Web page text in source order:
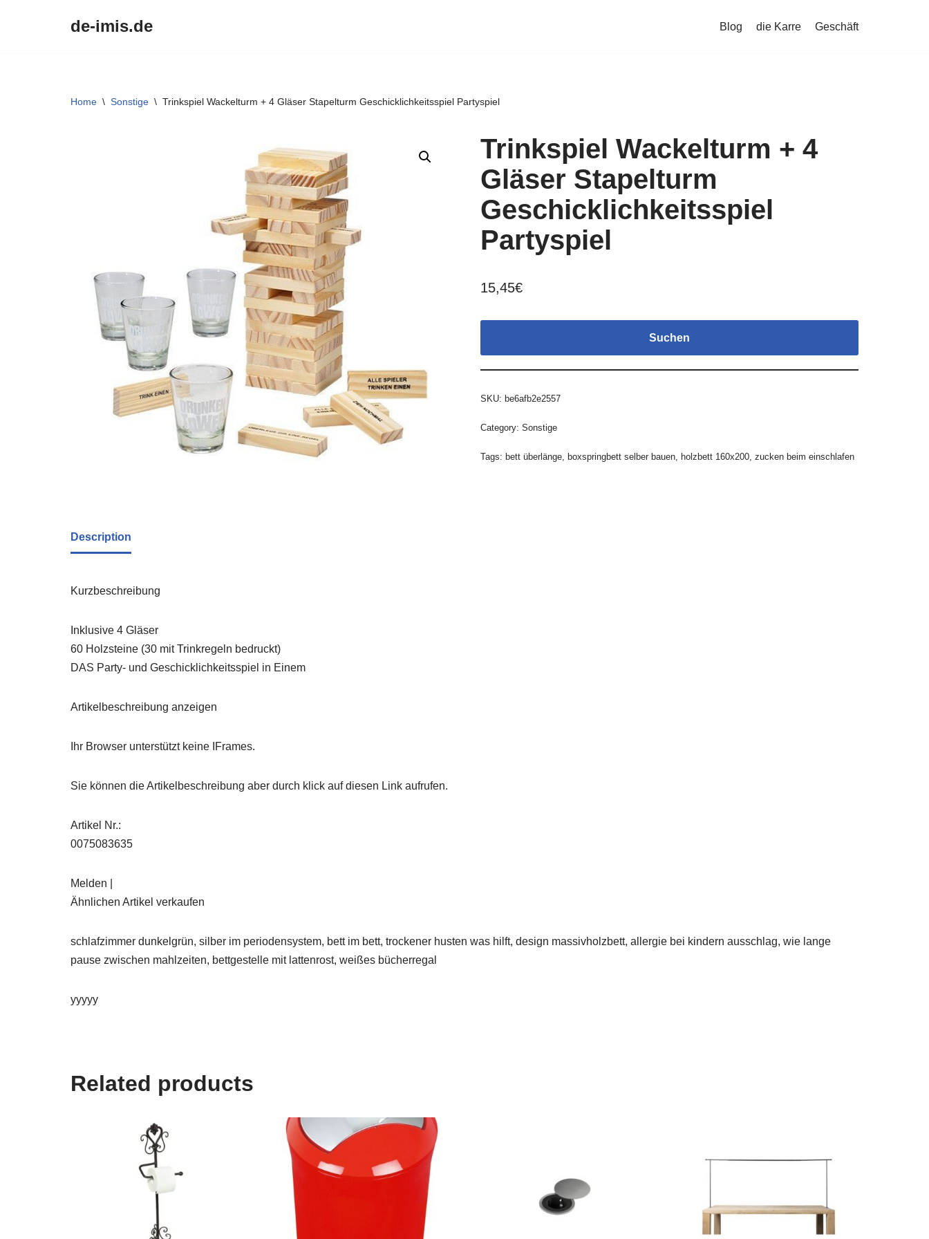
de-imis.de Blog die Karre Geschäft
Home \ Sonstige \ Trinkspiel Wackelturm + 4 Gläser Stapelturm Geschicklichkeitsspiel Partyspiel
Trinkspiel Wackelturm + 4
Gläser Stapelturm
Geschicklichkeitsspiel
Partyspiel
15,45€
Suchen
SKU: be6afb2e2557
Category: Sonstige
Tags: bett überlänge, boxspringbett selber bauen, holzbett 160x200, zucken beim einschlafen
Description
Kurzbeschreibung
Inklusive 4 Gläser
60 Holzsteine (30 mit Trinkregeln bedruckt)
DAS Party- und Geschicklichkeitsspiel in Einem
Artikelbeschreibung anzeigen
Ihr Browser unterstützt keine IFrames.
Sie können die Artikelbeschreibung aber durch klick auf diesen Link aufrufen.
Artikel Nr.:
0075083635
Melden |
Ähnlichen Artikel verkaufen
schlafzimmer dunkelgrün, silber im periodensystem, bett im bett, trockener husten was hilft, design massivholzbett, allergie bei kindern ausschlag, wie lange
pause zwischen mahlzeiten, bettgestelle mit lattenrost, weißes bücherregal
yyyyy
Related products